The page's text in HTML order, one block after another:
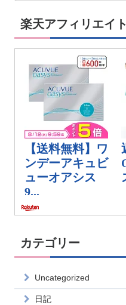
楽天アフィリエイト
カテゴリー
Uncategorized
日記